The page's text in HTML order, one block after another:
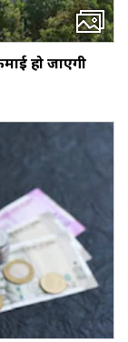
हो जाएगी